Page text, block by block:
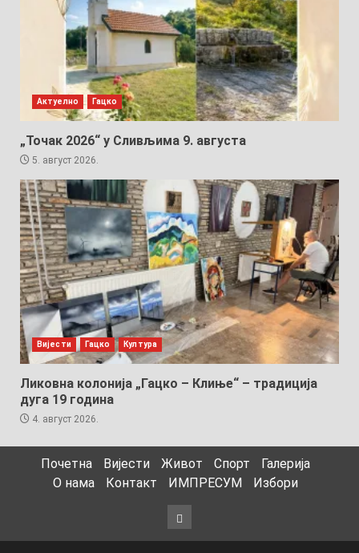
Актуелно Гацко
„Точак 2026“ у Сливљима 9. августа
5. август 2026.
Вијести Гацко Култура
Ликовна колонија „Гацко – Клиње“ – традиција
дуга 19 година
4. август 2026.
Почетна Вијести Живот Спорт
Галерија
О нама
Контакт ИМПРЕСУМ Избори
Избори